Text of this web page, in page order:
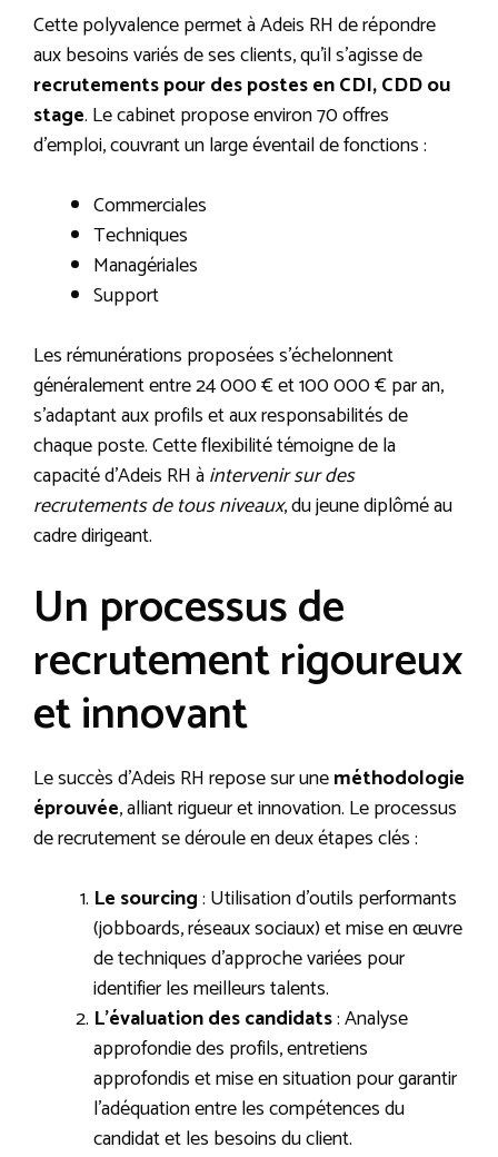
Cette polyvalence permet à Adeis RH de répondre
aux besoins variés de ses clients, qu’il s’agisse de
recrutements pour des postes en CDI, CDD ou
stage. Le cabinet propose environ 70 offres
d’emploi, couvrant un large éventail de fonctions :
Commerciales
Techniques
Managériales
Support
Les rémunérations proposées s’échelonnent
généralement entre 24 000 € et 100 000 € par an,
s’adaptant aux profils et aux responsabilités de
chaque poste. Cette flexibilité témoigne de la
capacité d’Adeis RH àintervenir sur des
recrutements de tous niveaux, du jeune diplômé au
cadre dirigeant.
Un processus de
recrutement rigoureux
et innovant
Le succès d’Adeis RH repose sur uneméthodologie
éprouvée, alliant rigueur et innovation. Le processus
de recrutement se déroule en deux étapes clés :
Le sourcing: Utilisation d’outils performants
(jobboards, réseaux sociaux) et mise en œuvre
de techniques d’approche variées pour
identifier les meilleurs talents.
L’évaluation des candidats: Analyse
approfondie des profils, entretiens
approfondis et mise en situation pour garantir
l’adéquation entre les compétences du
candidat et les besoins du client.